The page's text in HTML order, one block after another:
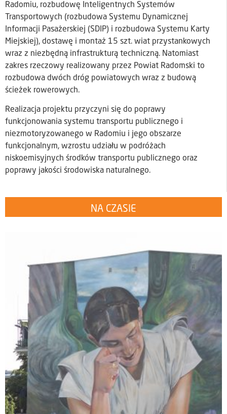
Radomiu, rozbudowę Inteligentnych Systemów
Transportowych (rozbudowa Systemu Dynamicznej
Informacji Pasażerskiej (SDIP) i rozbudowa Systemu Karty
Miejskiej), dostawę i montaż 15 szt. wiat przystankowych
wraz z niezbędną infrastrukturą techniczną. Natomiast
zakres rzeczowy realizowany przez Powiat Radomski to
rozbudowa dwóch dróg powiatowych wraz z budową
ścieżek rowerowych.
Realizacja projektu przyczyni się do poprawy
funkcjonowania systemu transportu publicznego i
niezmotoryzowanego w Radomiu i jego obszarze
funkcjonalnym, wzrostu udziału w podróżach
niskoemisyjnych środków transportu publicznego oraz
poprawy jakości środowiska naturalnego.
NA CZASIE